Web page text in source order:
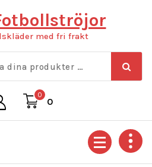
med fri frakt
0
0